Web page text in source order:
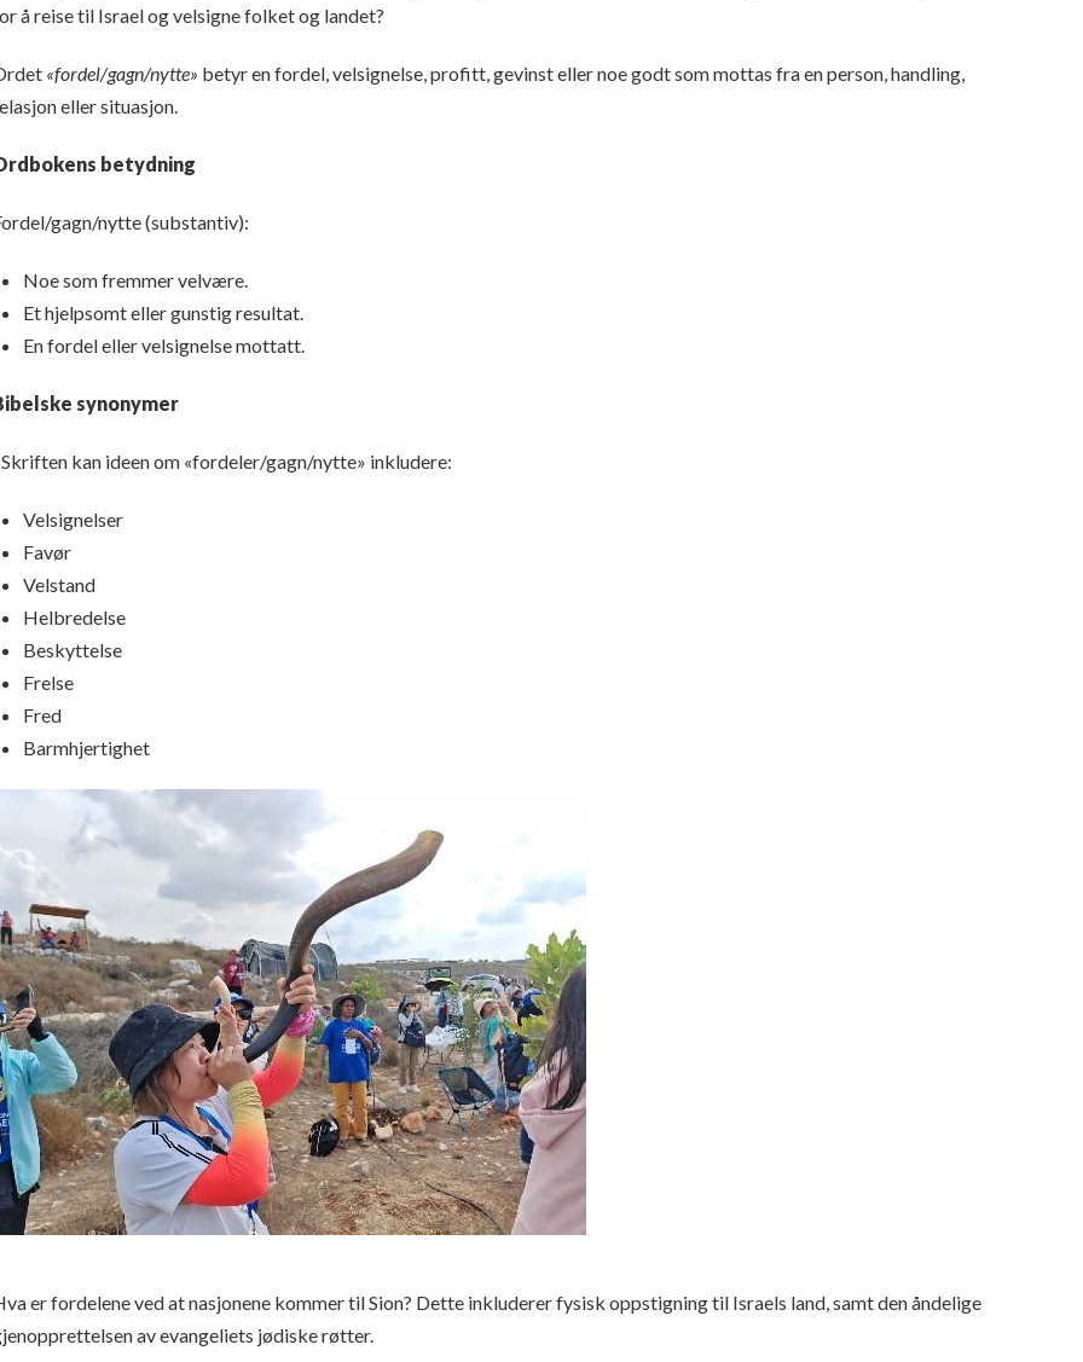
å reise til Israel og velsigne folket og landet?
«fordel/gagn/nytte» betyr en fordel, velsignelse, profitt, gevinst eller noe godt som mottas fra en person, handling,
eller situasjon.
betydning
gagn/nytte (substantiv):
Noe som fremmer velvære.
Et hjelpsomt eller gunstig resultat.
En fordel eller velsignelse mottatt.
synonymer
kan ideen om «fordeler/gagn/nytte» inkludere:
Velsignelser
Favør
Velstand
Helbredelse
Beskyttelse
Frelse
Fred
Barmhjertighet
er fordelene ved at nasjonene kommer til Sion? Dette inkluderer fysisk oppstigning til Israels land, samt den åndelige
av evangeliets jødiske røtter.